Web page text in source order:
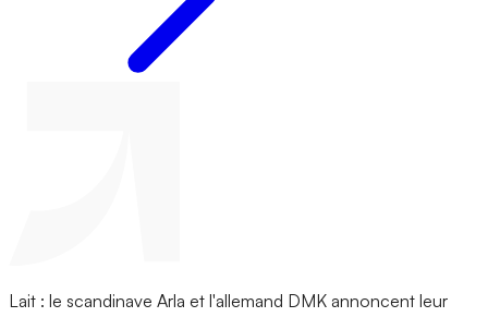
Lait : le scandinave Arla et l'allemand DMK annoncent leur